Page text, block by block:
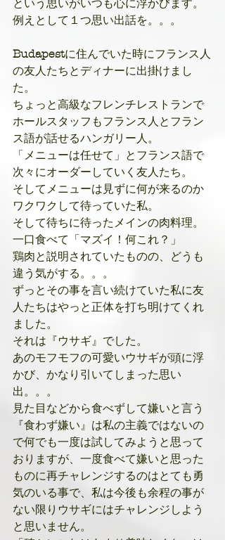
という思いがいつも心に浮かびます。
例えとして１つ思い出話を。。。
Budapestに住んでいた時にフランス人
の友人たちとディナーに出掛けまし
た。
ちょっと高級なフレンチレストランで
ホールスタッフもフランス人とフラン
ス語が話せるハンガリー人。
「メニューは任せて」とフランス語で
次々にオーダーしていく友人たち。
そしてメニューは見ずに何が来るのか
ワクワクして待っていた私。
そして待ちに待ったメインの肉料理。
一口食べて「マズイ！何これ？」
鶏肉と説明されていたものの、どうも
違う気がする。。。
ずっとその事を言い続けていた私に友
人たちはやっと正体を打ち明けてくれ
ました。
それは『ウサギ』でした。
あのモフモフの可愛いウサギが頭に浮
かび、かなり引いてしまった思い
出。。。
見た目などから食べずして嫌いと言う
『食わず嫌い』は私の主義ではないの
で何でも一度は試してみようと思って
おりますが、一度食べて嫌いと思った
ものに再チャレンジするのはとても勇
気のいる事で、私は今後も余程の事が
ない限りウサギにはチャレンジしよう
と思いません。